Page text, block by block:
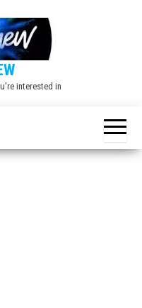
interested in